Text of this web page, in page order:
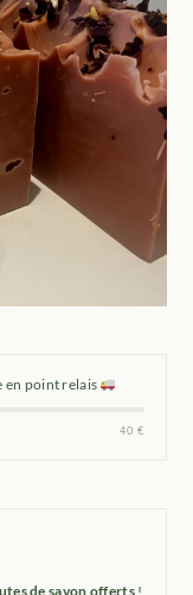
point relais
40 €
de savon offerts !